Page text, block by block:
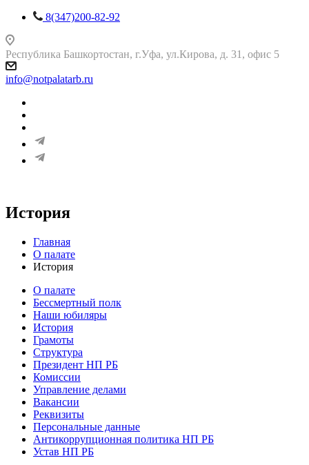
8(347)200-82-92
Республика Башкортостан, г.Уфа, ул.Кирова, д. 31, офис 5
info@notpalatarb.ru
История
Главная
О палате
История
О палате
Бессмертный полк
Наши юбиляры
История
Грамоты
Структура
Президент НП РБ
Комиссии
Управление делами
Вакансии
Реквизиты
Персональные данные
Антикоррупционная политика НП РБ
Устав НП РБ